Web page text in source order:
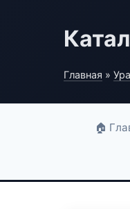
Главная »
🏠